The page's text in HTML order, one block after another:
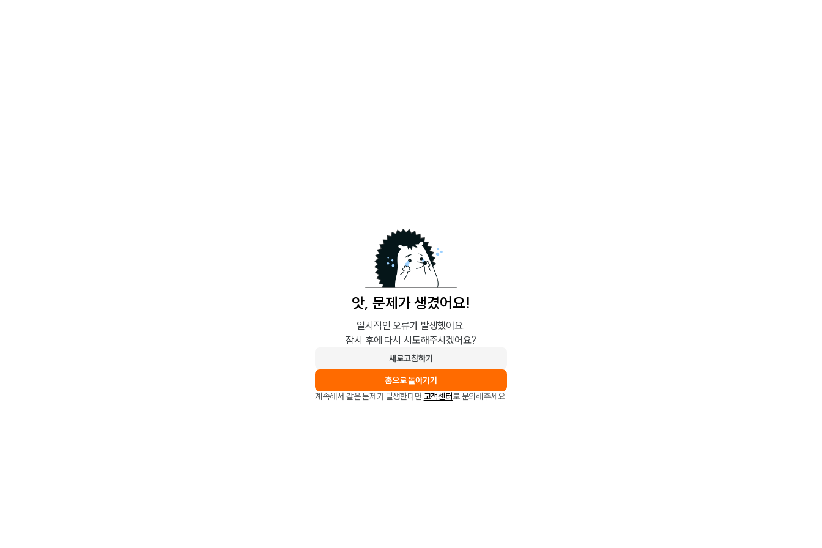
앗, 문제가 생겼어요!
일시적인 오류가 발생했어요.
잠시 후에 다시 시도해주시겠어요?
새로고침하기
홈으로 돌아가기
계속해서 같은 문제가 발생한다면 고객센터로 문의해주세요.